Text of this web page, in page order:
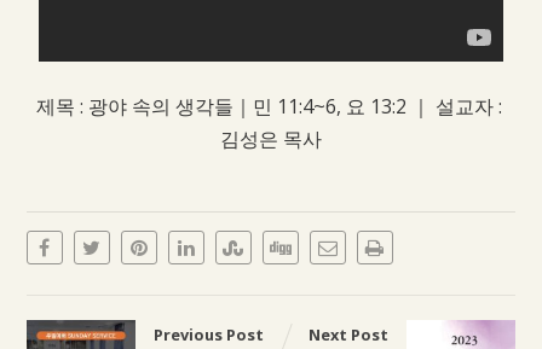
제목 : 광야 속의 생각들｜민 11:4~6, 요 13:2 ｜ 설교자 :
김성은 목사
Previous Post Next Post